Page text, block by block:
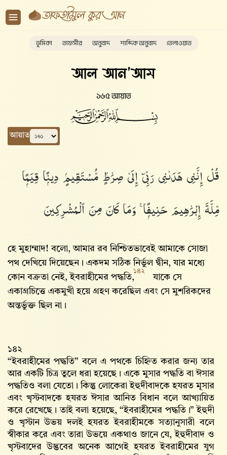
ভূমিকা তাফসীর অনুবাদ শাব্দিক অনুবাদ তেলাওয়াত
আল আন'আম
১৬৫ আয়াত
আয়াত
قُلْ إِنَّنِى هَدَىٰنِى رَبِّىٓ إِلَىٰ صِرَٰطٍۢ مُّسْتَقِيمٍۢ دِينًۭا قِيَمًۭا
مِّلَّةَ إِبْرَٰهِيمَ حَنِيفًۭا ۚ وَمَا كَانَ مِنَ ٱلْمُشْرِكِينَ
হে মুহাম্মাদ! বলো, আমার রব নিশ্চিতভাবেই আমাকে সোজা
পথ দেখিয়ে দিয়েছেন। একদম সঠিক নির্ভুল দ্বীন, যার মধ্যে
কোন বক্রতা নেই, ইবরাহীমের পদ্ধতি,
১৪২
যাকে সে
একাগ্রচিত্তে একমুখী হয়ে গ্রহণ করেছিল এবং সে মুশরিকদের
অন্তর্ভুক্ত ছিল না।
১৪২
“ইবরাহীমের পদ্ধতি” বলে এ পথকে চিহ্নিত করার জন্য তার
আর একটি চিত্র তুলে ধরা হয়েছে। একে মুসার পদ্ধতি বা ঈসার
পদ্ধতিও বলা যেতো। কিন্তু লোকেরা ইহুদীবাদকে হযরত মূসার
এবং খৃস্টবাদকে হযরত ঈসার আনিত বিধান বলে আখ্যায়িত
করে রেখেছে। তাই বলা হয়েছে, “ইবরাহীমের পদ্ধতি।” ইহুদী
ও খৃস্টান উভয় দলই হযরত ইবরাহীমকে সত্যানুসারী বলে
স্বীকার করে এবং তারা উভয়ে একথাও জানে যে, ইহুদীবাদ ও
খৃস্টবাদের উদ্ভবের অনেক আগেই হযরত ইবরাহীমের যুগ